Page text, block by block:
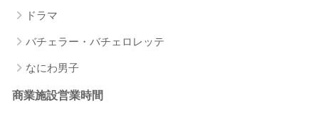
ドラマ
バチェラー・バチェロレッテ
なにわ男子
商業施設営業時間